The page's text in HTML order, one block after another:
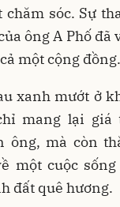
chăm sóc. Sự
ông A Phố đã
một cộng đồng.
xanh mướt ở
mang lại giá
ông, mà còn
một cuộc
đất quê hương.